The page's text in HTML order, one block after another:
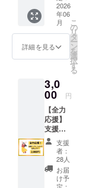
きすぎてイ
ンドネシア
のコーヒー
農園にも行
日（5月
12日）
は、チ
ダッケ
夫（中
村春
なんで
す！
バース
デード
ネー
ション
とし
て、ご
支援お
願いし
ます！
2026
年06
月
詳細を見る
こ
の
リ
タ
ー
ン
を
選
択
す
る
3,0
00 円
【全力
応援】
支援は
全額リ
ノベー
ション
費用
へ！
支援
者：
28人
お届
け予